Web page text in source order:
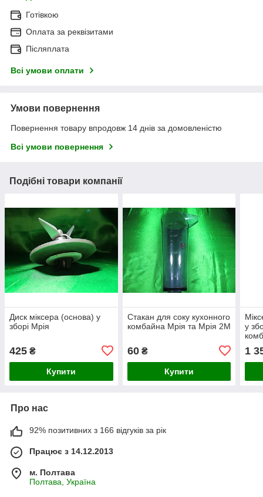
Готівкою
Оплата за реквізитами
Післяплата
Всі умови оплати
Умови повернення
Повернення товару впродовж 14 днів за домовленістю
Всі умови повернення
Подібні товари компанії
Диск міксера (основа) у
зборі Мрія
425 ₴
Купити
Стакан для соку кухонного
комбайна Мрія та Мрія 2М
60₴
Купити
у
1
Про нас
92% позитивних з 166 відгуків за рік
Працює з 14.12.2013
м. Полтава
Полтава, Україна